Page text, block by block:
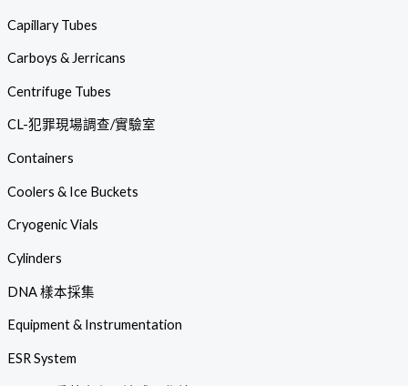
Capillary Tubes
Carboys & Jerricans
Centrifuge Tubes
CL-犯罪現場調查/實驗室
Containers
Coolers & Ice Buckets
Cryogenic Vials
Cylinders
DNA 樣本採集
Equipment & Instrumentation
ESR System